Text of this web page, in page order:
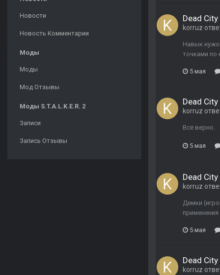
Новости
Новость Комментарии
Моды
Моды
Мод Отзывы
Моды S.T.A.L.K.E.R. 2
Записи
Запись Отзывы
Dead City
korruz
Навык
точками по
5 мая
Dead City
korruz
Всё верно.
5 мая
Dead City
korruz
Демки
5 мая
Dead City
korruz